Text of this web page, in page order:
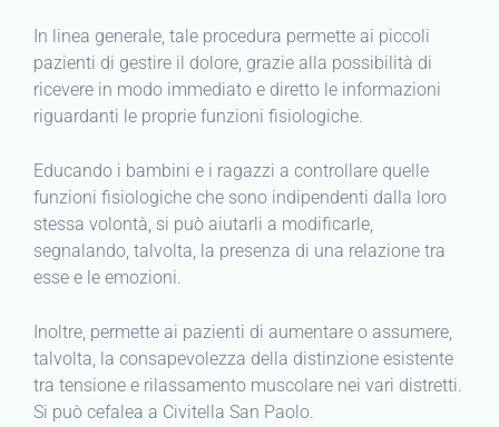
In linea generale, tale procedura permette ai piccoli
pazienti di gestire il dolore, grazie alla possibilità di
ricevere in modo immediato e diretto le informazioni
riguardanti le proprie funzioni fisiologiche.
Educando i bambini e i ragazzi a controllare quelle
funzioni fisiologiche che sono indipendenti dalla loro
stessa volontà, si può aiutarli a modificarle,
segnalando, talvolta, la presenza di una relazione tra
esse e le emozioni.
Inoltre, permette ai pazienti di aumentare o assumere,
talvolta, la consapevolezza della distinzione esistente
tra tensione e rilassamento muscolare nei vari distretti.
Si può cefalea a Civitella San Paolo.